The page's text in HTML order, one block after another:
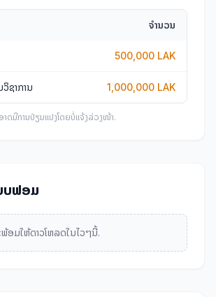
ຈຳນວນ
500,000 LAK
ຊາການ 1,000,000 LAK
ດມີການປ່ຽນແປງໂດຍບໍ່ແຈ້ງລ່ວງໜ້າ.
ບຟອມ
ອມໃຫ້ດາວໂຫລດໃນໄວໆນີ້.